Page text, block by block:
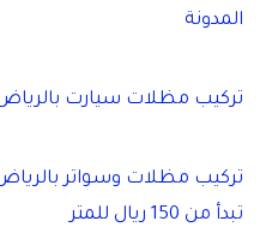
المدونة
تركيب مظلات سيارت
تركيب مظلات وسواتر
تبدأ من 150 ريال للمتر